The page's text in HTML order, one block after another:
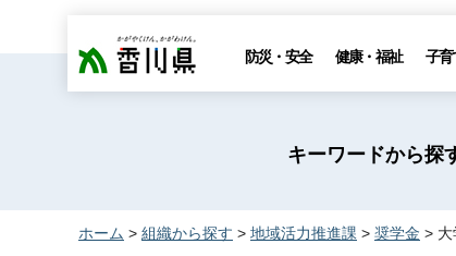
香川県 防災・安全 健康・福祉 子育
キーワードから探
ホーム > 組織から探す > 地域活力推進課 > 奨学金 > 大